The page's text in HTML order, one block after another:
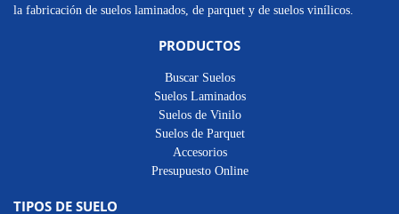
la fabricación de suelos laminados, de parquet y de suelos vinílicos.
PRODUCTOS
Buscar Suelos
Suelos Laminados
Suelos de Vinilo
Suelos de Parquet
Accesorios
Presupuesto Online
TIPOS DE SUELO